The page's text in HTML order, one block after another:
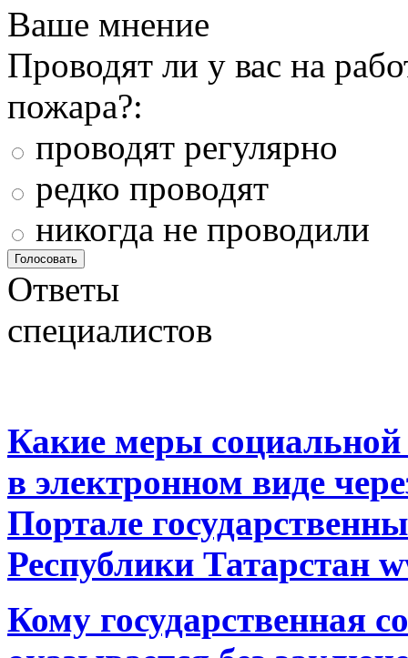
Ваше мнение
Проводят ли у вас на
пожара?:
проводят регулярно
редко проводят
никогда не проводили
Ответы
специалистов
Какие меры
в электронном виде
Портале
Республики Татарстан
Кому государственная